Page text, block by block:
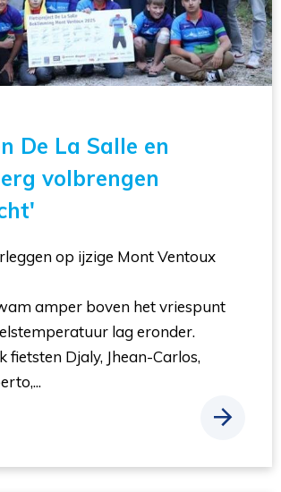
De La Salle en
volbrengen
op ijzige Mont Ventoux
amper boven het vriespunt
lag eronder.
fietsten Djaly, Jhean-Carlos,